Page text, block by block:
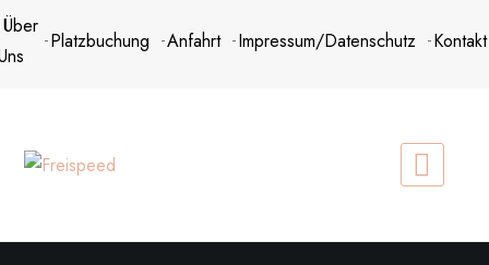
Zum
Inhalt
Über
Platzbuchung Anfahrt Impressum/Datenschutz Kontakt